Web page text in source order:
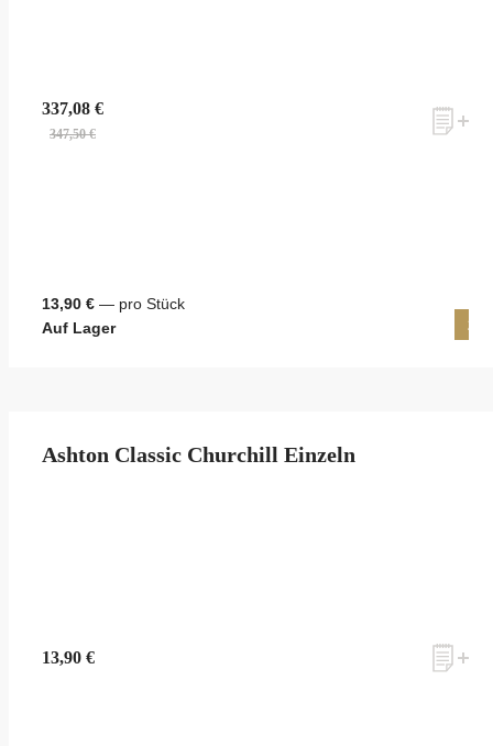
347,50 €
337,08 €
13,90 € — pro Stück
Auf Lager
25
Ashton Classic Churchill Einzeln
13,90 €